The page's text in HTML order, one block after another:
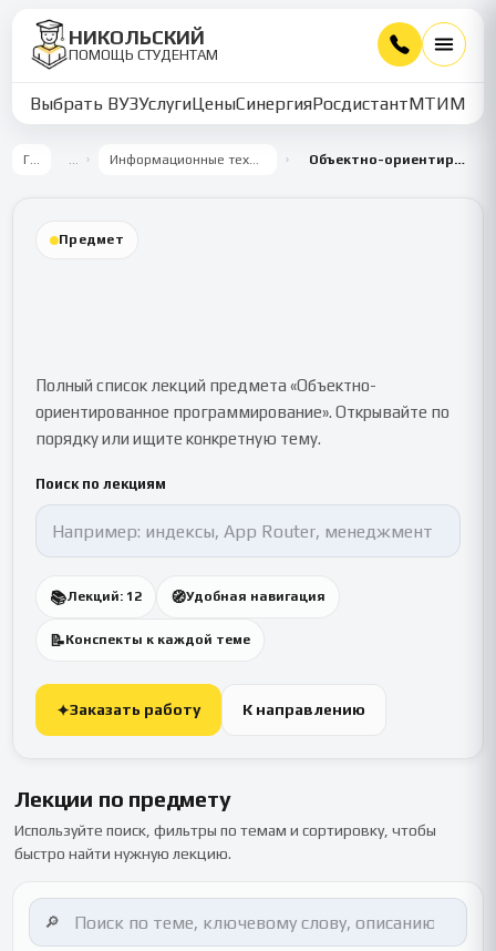
НИКОЛЬСКИЙ
ПОМОЩЬ СТУДЕНТАМ
Выбрать ВУЗУслугиЦеныСинергияРосдистантМТИММУ
Главная … Информационные технологии и программирование Объектно-ориентированное программирование
Предмет
Полный список лекций предмета «Объектно-
ориентированное программирование». Открывайте по
порядку или ищите конкретную тему.
Поиск по лекциям
📚Лекций: 12 🧭Удобная навигация
📝Конспекты к каждой теме
✦Заказать работу К направлению
Лекции по предмету
Используйте поиск, фильтры по темам и сортировку, чтобы
быстро найти нужную лекцию.
🔎